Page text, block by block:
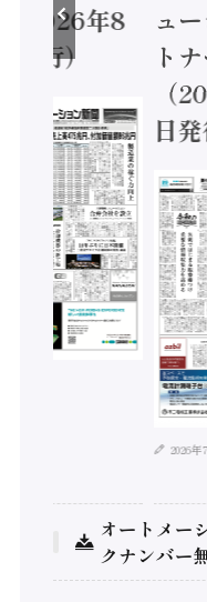
年8
ューショ
トナー
（2026
日発行）
2026年7月28日
オートメー
クナンバー